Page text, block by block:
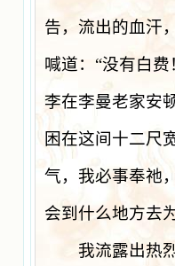
告，流出的血汗
喊道： “没有白费
李在李曼老家安
困在这间十二尺
气，我必事奉祂
会到什么地方去
我流露出热烈